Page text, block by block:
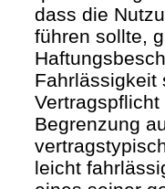
dass die
führen sollte,
Fahrlässigkeit
Begrenzung
leicht